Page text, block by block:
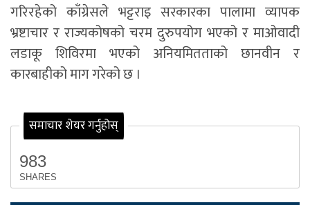
गरिरहेको काँग्रेसले भट्टराइ सरकारका पालामा व्यापक
भ्रष्टाचार र राज्यकोषको चरम दुरुपयोग भएको र माओवादी
लडाकू शिविरमा भएको अनियमितताको छानवीन र
कारबाहीको माग गरेको छ ।
समाचार शेयर गर्नुहोस्
983
SHARES